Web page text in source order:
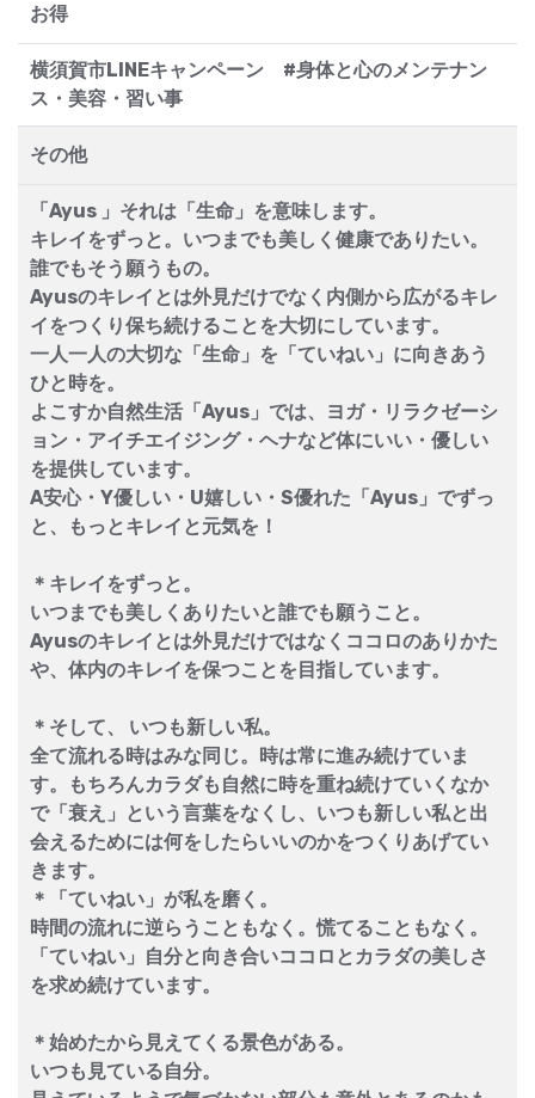
お得
横須賀市LINEキャンペーン #身体と心のメンテナン
ス・美容・習い事
その他
「Ayus 」それは「生命」を意味します。
キレイをずっと。いつまでも美しく健康でありたい。
誰でもそう願うもの。
Ayusのキレイとは外見だけでなく内側から広がるキレ
イをつくり保ち続けることを大切にしています。
一人一人の大切な「生命」を「ていねい」に向きあう
ひと時を。
よこすか自然生活「Ayus」では、ヨガ・リラクゼーシ
ョン・アイチエイジング・ヘナなど体にいい・優しい
を提供しています。
A安心・Y優しい・U嬉しい・S優れた「Ayus」でずっ
と、もっとキレイと元気を！
＊キレイをずっと。
いつまでも美しくありたいと誰でも願うこと。
Ayusのキレイとは外見だけではなくココロのありかた
や、体内のキレイを保つことを目指しています。
＊そして、 いつも新しい私。
全て流れる時はみな同じ。時は常に進み続けていま
す。もちろんカラダも自然に時を重ね続けていくなか
で「衰え」という言葉をなくし、いつも新しい私と出
会えるためには何をしたらいいのかをつくりあげてい
きます。
＊「ていねい」が私を磨く。
時間の流れに逆らうこともなく。慌てることもなく。
「ていねい」自分と向き合いココロとカラダの美しさ
を求め続けています。
＊始めたから見えてくる景色がある。
いつも見ている自分。